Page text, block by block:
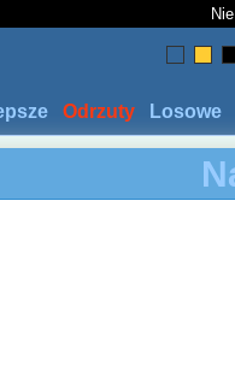
Losowe
Odrzuty